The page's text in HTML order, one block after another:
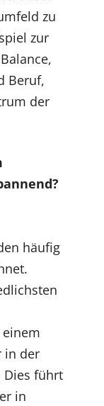
zu
zur
Beruf,
der
häufig
in der
Dies führt
in